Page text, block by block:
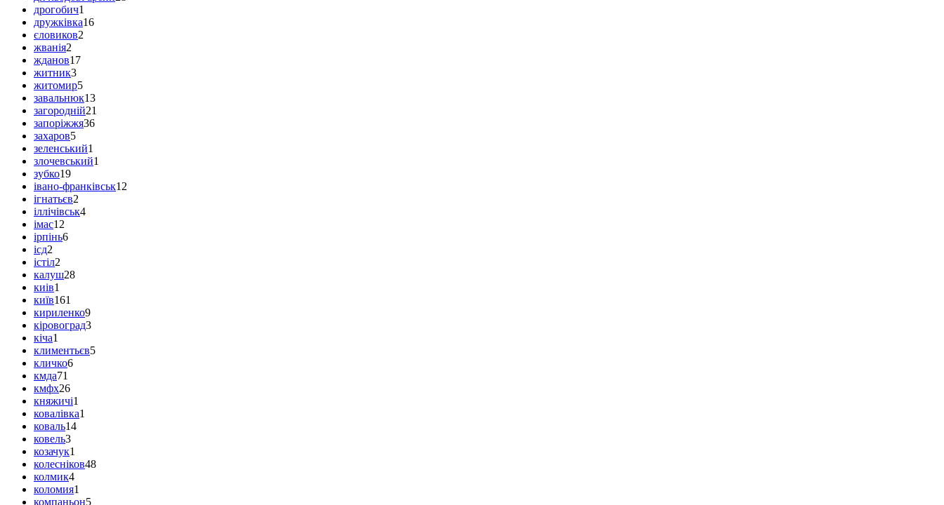
дрогобич1
дружківка16
єловиков2
жванія2
жданов17
житник3
житомир5
завальнюк13
загородній21
запоріжжя36
захаров5
зеленський1
злочевський1
зубко19
івано-франківськ12
ігнатьєв2
іллічівськ4
імас12
ірпінь6
ісд2
істіл2
калуш28
киів1
київ161
кириленко9
кіровоград3
кіча1
климентьєв5
кличко6
кмда71
кмфх26
княжичі1
ковалівка1
коваль14
ковель3
козачук1
колесніков48
колмик4
коломия1
компаньон5